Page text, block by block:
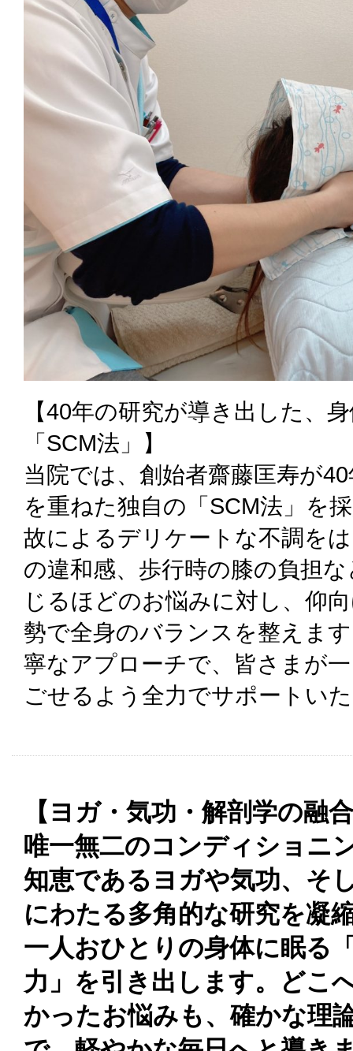
【40年の研究が導き出した、
「SCM法」】
当院では、創始者齋藤匡寿が
を重ねた独自の「SCM法」を
故によるデリケートな不調を
の違和感、歩行時の膝の負担
じるほどのお悩みに対し、仰
勢で全身のバランスを整えま
寧なアプローチで、皆さまが
ごせるよう全力でサポートい
【ヨガ・気功・解剖学の融
唯一無二のコンディショニ
知恵であるヨガや気功、そ
にわたる多角的な研究を凝
一人おひとりの身体に眠る
力」を引き出します。どこ
かったお悩みも、確かな理